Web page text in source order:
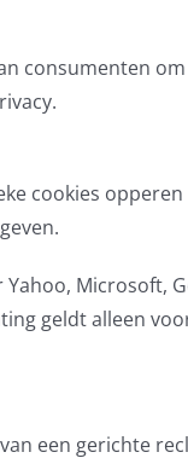
consumenten
cookies
Microsoft,
geldt alleen
een gerichte